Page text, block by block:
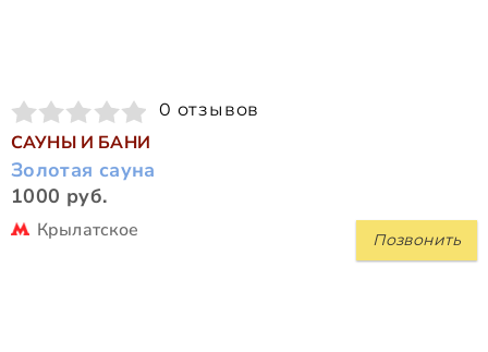
0 отзывов
САУНЫ И БАНИ
Золотая сауна
1000 руб.
Позвонить
Крылатское